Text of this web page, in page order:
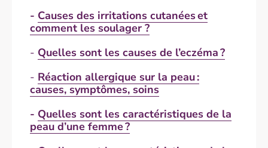
- Causes des irritations cutanées et
comment les soulager ?
- Quelles sont les causes de l’eczéma ?
- Réaction allergique sur la peau :
causes, symptômes, soins
- Quelles sont les caractéristiques de la
peau d’une femme ?